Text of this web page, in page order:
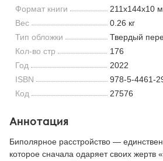
Формат книги
211x144x10
Вес
0.26 кг
Тип обложки
Твердый
Кол-во стр
176
Год
2022
ISBN
978-5-4461-
Код
27576
Аннотация
Биполярное расстройство —
которое сначала одаряет своих жертв